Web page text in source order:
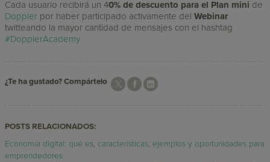
Cada usuario recibirá un 40% de descuento para el Plan mini de
Doppler por haber participado activamente delWebinar
twitteando la mayor cantidad de mensajes con el hashtag
#DopplerAcademy
¿Te ha gustado? Compártelo
POSTS RELACIONADOS:
Economía digital: qué es, características, ejemplos y oportunidades para
emprendedores